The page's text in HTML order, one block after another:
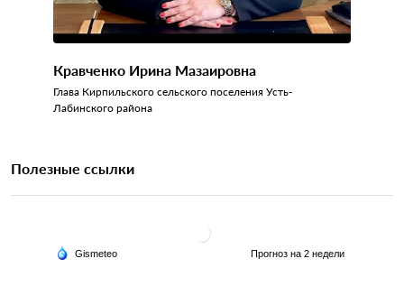
Кравченко Ирина Мазаировна
Глава Кирпильского сельского поселения Усть-
Лабинского района
Полезные ссылки